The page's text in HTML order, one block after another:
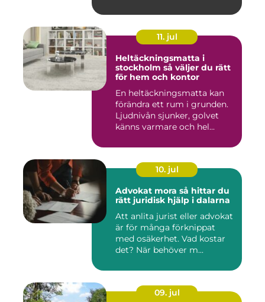
11. jul
Heltäckningsmatta i
stockholm så väljer du rätt
för hem och kontor
En heltäckningsmatta kan
förändra ett rum i grunden.
Ljudnivån sjunker, golvet
känns varmare och hel...
10. jul
Advokat mora så hittar du
rätt juridisk hjälp i dalarna
Att anlita jurist eller advokat
är för många förknippat
med osäkerhet. Vad kostar
det? När behöver m...
09. jul